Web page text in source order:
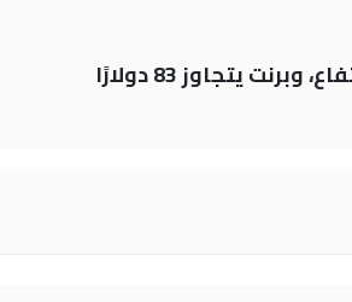
يتجاوز 83 دولارًا